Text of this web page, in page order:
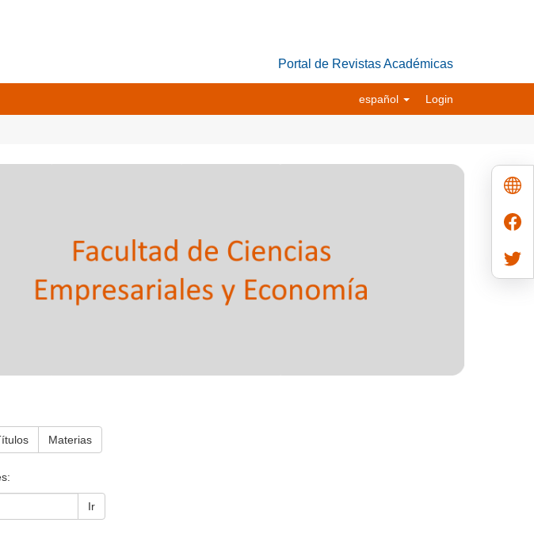
Portal de Revistas Académicas
español Login
Materias
Ir